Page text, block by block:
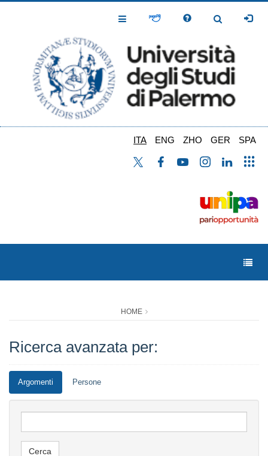
Toggle
Toggle
ITA ENG ZHO GER SPA
HOME
Ricerca avanzata per:
Argomenti Persone